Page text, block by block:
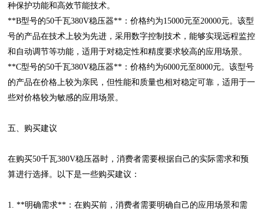
种保护功能和高效节能技术。
**B型号的50千瓦380V稳压器**：价格约为15000元至20000元。该型
号的产品在技术上较为先进，采用数字控制技术，能够实现远程监控
和自动调节等功能，适用于对稳定性和精度要求较高的应用场景。
**C型号的50千瓦380V稳压器**：价格约为6000元至8000元。该型号
的产品在价格上较为亲民，但性能和质量也相对稳定可靠，适用于一
些对价格较为敏感的应用场景。
五、购买建议
在购买50千瓦380V稳压器时，消费者需要根据自己的实际需求和预
算进行选择。以下是一些购买建议：
1. **明确需求**：在购买前，消费者需要明确自己的应用场景和需